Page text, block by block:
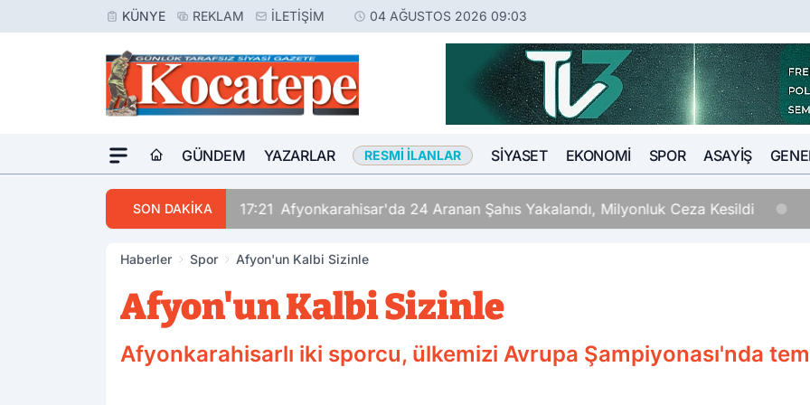
KÜNYE REKLAM İLETIŞIM 04 AĞUSTOS 2026 09:03
GÜNDEM YAZARLAR RESMI İLANLAR SIYASET EKONOMI SPOR ASAYIŞ
SON DAKİKA 17:21 Afyonkarahisar'da 24 Aranan Şahıs Yakalandı, Milyonluk Ceza Kesildi
Haberler Spor Afyon'un Kalbi Sizinle
Afyon'un Kalbi Sizinle
Afyonkarahisarlı iki sporcu, ülkemizi Avrupa Şampiyonası'nda